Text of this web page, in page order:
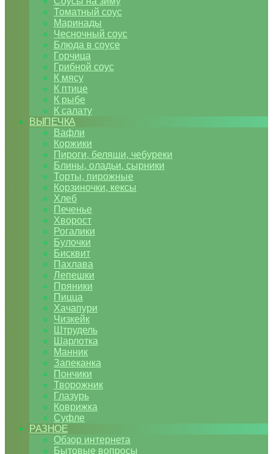
Томатный соус
Маринады
Чесночный соус
Блюда в соусе
Горчица
Грибной соус
К мясу
К птице
К рыбе
К салату
ВЫПЕЧКА
Вафли
Коржики
Пироги, беляши, чебуреки
Блины, оладьи, сырники
Торты, пирожные
Корзиночки, кексы
Хлеб
Печенье
Хворост
Рогалики
Булочки
Бисквит
Пахлава
Лепешки
Пряники
Пицца
Хачапури
Чизкейк
Штрудель
Шарлотка
Манник
Запеканка
Пончики
Творожник
Глазурь
Коврижка
Суфле
РАЗНОЕ
Обзор интернета
Бытовые вопросы